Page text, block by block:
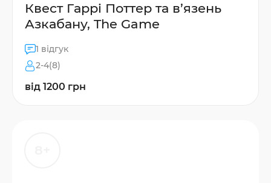
Квест Гаррі Поттер та в’язень
Азкабану, The Game
1 відгук
2-4(8)
від 1200 грн